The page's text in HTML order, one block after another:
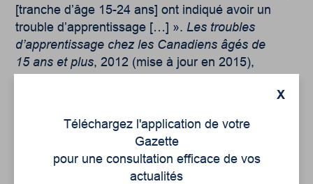
[tranche d’âge 15-24 ans] ont indiqué avoir un
trouble d’apprentissage […] ». Les troubles
d’apprentissage chez les Canadiens âgés de
15 ans et plus, 2012 (mise à jour en 2015),
https://www150.statcan.gc.ca/n1/pub/89-654-
X
Téléchargez l'application de votre
Gazette
pour une consultation efficace de vos
actualités